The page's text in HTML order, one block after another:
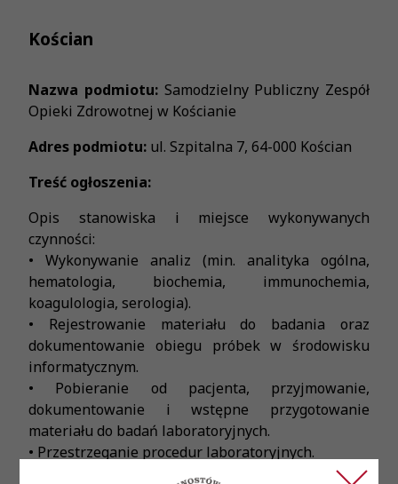
Kościan
Nazwa podmiotu:Samodzielny Publiczny Zespół
Opieki Zdrowotnej w Kościanie
Adres podmiotu: ul. Szpitalna 7, 64-000 Kościan
Treść ogłoszenia:
Opis stanowiska i miejsce wykonywanych
czynności:
• Wykonywanie analiz (min. analityka ogólna,
hematologia, biochemia, immunochemia,
koagulologia, serologia).
• Rejestrowanie materiału do badania oraz
dokumentowanie obiegu próbek w środowisku
informatycznym.
• Pobieranie od pacjenta, przyjmowanie,
dokumentowanie i wstępne przygotowanie
materiału do badań laboratoryjnych.
• Przestrzeganie procedur laboratoryjnych.
• Zapewnienie i monitorowanie standardów